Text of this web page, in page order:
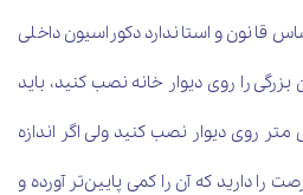
قانون و استاندارد دکوراسیون داخلی
را روی دیوار خانه نصب کنید، باید
160 یا 165 سانتی متر روی دیوار نصب کنید ولی اگر اندازه
را دارید که آن را کمی پایین‌تر آورده و